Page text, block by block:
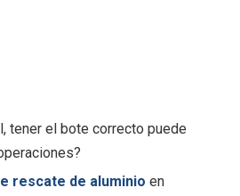
tener el bote correcto puede
rescate de aluminio en